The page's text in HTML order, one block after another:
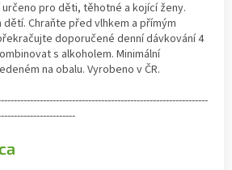
pro děti, těhotné a kojící ženy.
Chraňte před vlhkem a přímým
doporučené denní dávkování 4
s alkoholem. Minimální
na obalu. Vyrobeno v ČR.